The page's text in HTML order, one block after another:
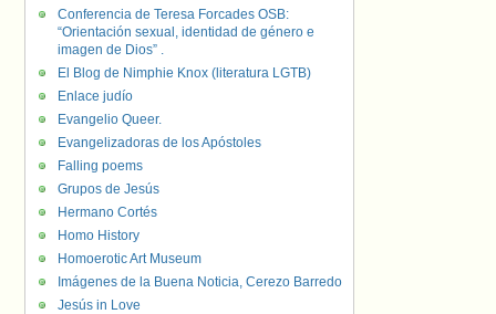
Conferencia de Teresa Forcades OSB:
“Orientación sexual, identidad de género e
imagen de Dios” .
El Blog de Nimphie Knox (literatura LGTB)
Enlace judío
Evangelio Queer.
Evangelizadoras de los Apóstoles
Falling poems
Grupos de Jesús
Hermano Cortés
Homo History
Homoerotic Art Museum
Imágenes de la Buena Noticia, Cerezo Barredo
Jesús in Love